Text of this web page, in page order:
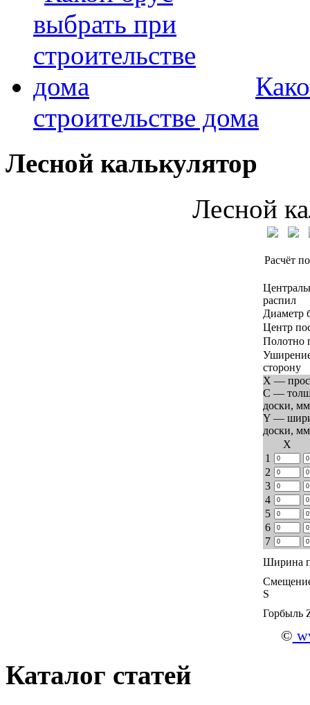
строительстве дома
Лесной калькулятор
Лесной
Расчёт
распил
Диаметр
Центр
Полотно
сторону
X —
C —
доски, мм
Y —
доски, мм
Х
1
2
3
4
5
6
7
Ширина
S
Горбыль
©
Каталог статей